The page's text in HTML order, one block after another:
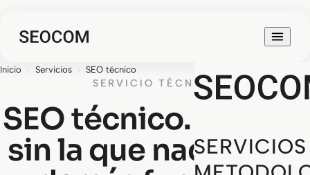
SERVICIOS
Inicio › Servicios › SEO técnico
SERVICIO TÉCNICO
SEO técnico. La base
sin la que nada de lo